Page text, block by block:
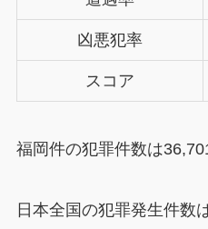
凶悪犯率
スコア
福岡件の犯罪件数は
日本全国の犯罪発生件数